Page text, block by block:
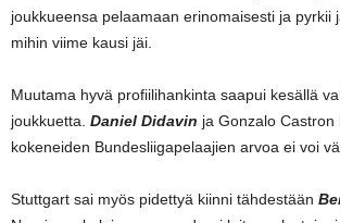
joukkueensa pelaamaan erinomaisesti ja pyrkii
mihin viime kausi jäi.
Muutama hyvä profiilihankinta saapui kesällä
joukkuetta. Daniel Didavin ja Gonzalo Castron
kokeneiden Bundesliigapelaajien arvoa ei voi
Stuttgart sai myös pidettyä kiinni tähdestään